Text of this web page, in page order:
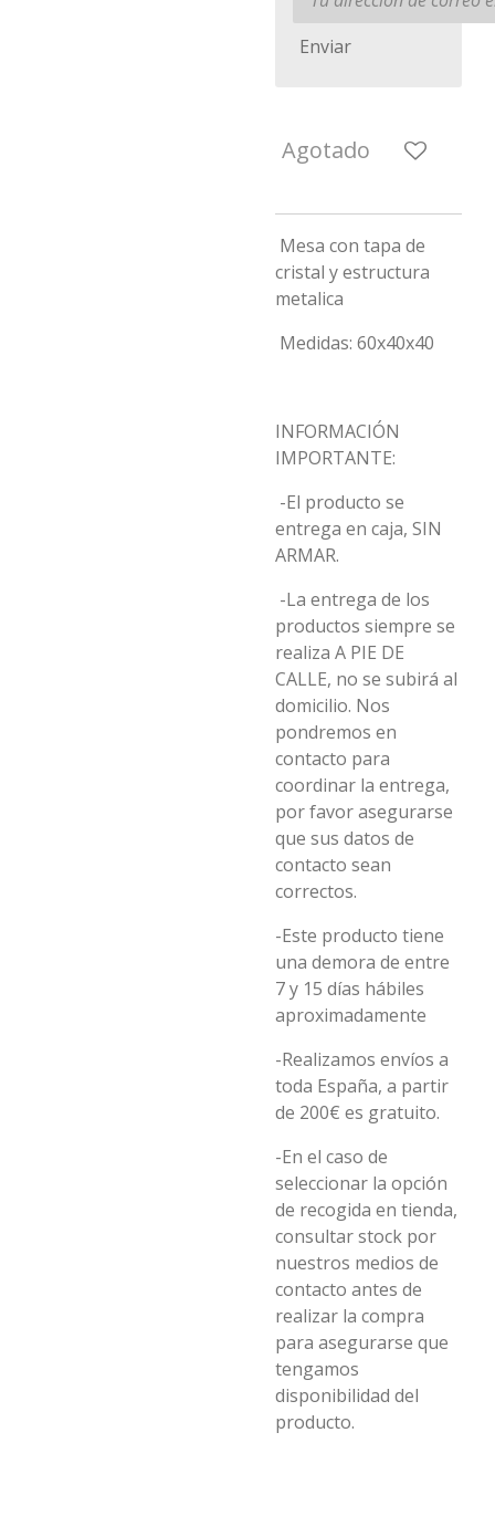
Enviar
Agotado
Mesa con tapa de
cristal y estructura
metalica
Medidas: 60x40x40
INFORMACIÓN
IMPORTANTE:
-El producto se
entrega en caja, SIN
ARMAR.
-La entrega de los
productos siempre se
realiza A PIE DE
CALLE, no se subirá al
domicilio. Nos
pondremos en
contacto para
coordinar la entrega,
por favor asegurarse
que sus datos de
contacto sean
correctos.
-Este producto tiene
una demora de entre
7 y 15 días hábiles
aproximadamente
-Realizamos envíos a
toda España, a partir
de 200€ es gratuito.
-En el caso de
seleccionar la opción
de recogida en tienda,
consultar stock por
nuestros medios de
contacto antes de
realizar la compra
para asegurarse que
tengamos
disponibilidad del
producto.